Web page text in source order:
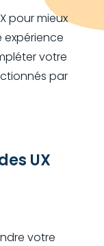
pour mieux
votre
par
UX
votre